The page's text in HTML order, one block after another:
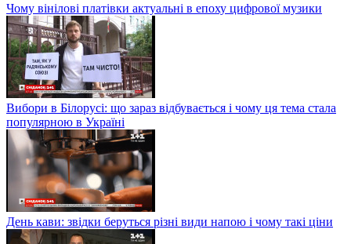
Чому вінілові платівки актуальні в епоху цифрової музики
Вибори в Білорусі: що зараз відбувається і чому ця тема стала
популярною в Україні
День кави: звідки беруться різні види напою і чому такі ціни